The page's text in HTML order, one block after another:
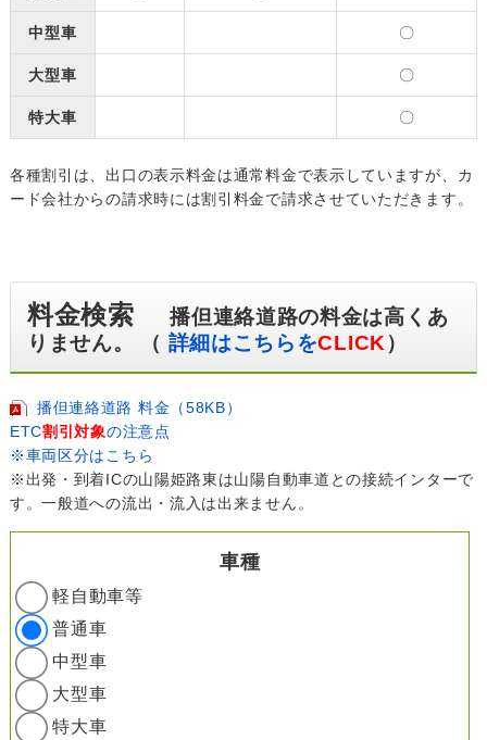
中型車 〇
大型車 〇
特大車 〇
各種割引は、出口の表示料金は通常料金で表示していますが、カ
ード会社からの請求時には割引料金で請求させていただきます。
料金検索播但連絡道路の料金は高くあ
りません。 （ 詳細はこちらをCLICK ）
播但連絡道路 料金（58KB）
ETC割引対象の注意点
※車両区分はこちら
※出発・到着ICの山陽姫路東は山陽自動車道との接続インターで
す。一般道への流出・流入は出来ません。
車種
軽自動車等
普通車
中型車
大型車
特大車